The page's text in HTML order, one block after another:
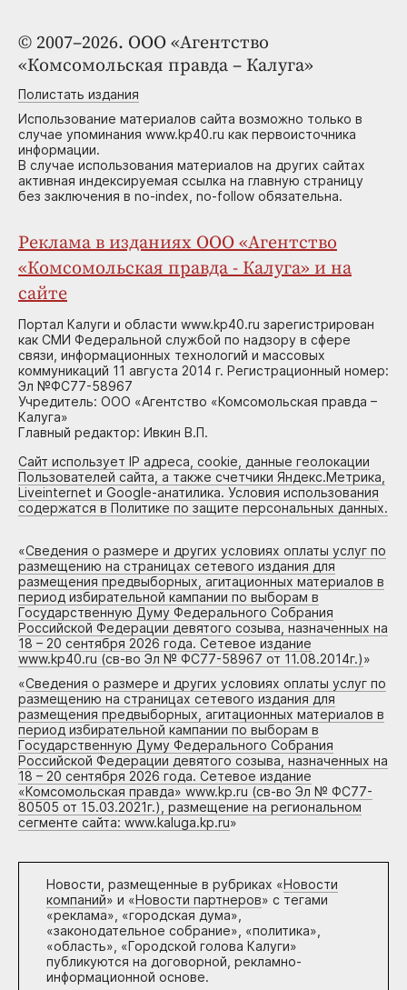
© 2007–2026. ООО «Агентство
«Комсомольская правда – Калуга»
Полистать издания
Использование материалов сайта возможно только в
случае упоминания www.kp40.ru как первоисточника
информации.
В случае использования материалов на других сайтах
активная индексируемая ссылка на главную страницу
без заключения в no-index, no-follow обязательна.
Реклама в изданиях ООО «Агентство
«Комсомольская правда - Калуга» и на
сайте
Портал Калуги и области www.kp40.ru зарегистрирован
как СМИ Федеральной службой по надзору в сфере
связи, информационных технологий и массовых
коммуникаций 11 августа 2014 г. Регистрационный номер:
Эл №ФС77-58967
Учредитель: ООО «Агентство «Комсомольская правда –
Калуга»
Главный редактор: Ивкин В.П.
Сайт использует IP адреса, cookie, данные геолокации
Пользователей сайта, а также счетчики Яндекс.Метрика,
Liveinternet и Google-анатилика. Условия использования
содержатся в Политике по защите персональных данных.
«Сведения о размере и других условиях оплаты услуг по
размещению на страницах сетевого издания для
размещения предвыборных, агитационных материалов в
период избирательной кампании по выборам в
Государственную Думу Федерального Собрания
Российской Федерации девятого созыва, назначенных на
18 – 20 сентября 2026 года. Сетевое издание
www.kp40.ru (св-во Эл № ФС77-58967 от 11.08.2014г.)»
«Сведения о размере и других условиях оплаты услуг по
размещению на страницах сетевого издания для
размещения предвыборных, агитационных материалов в
период избирательной кампании по выборам в
Государственную Думу Федерального Собрания
Российской Федерации девятого созыва, назначенных на
18 – 20 сентября 2026 года. Сетевое издание
«Комсомольская правда» www.kp.ru (св-во Эл № ФС77-
80505 от 15.03.2021г.), размещение на региональном
сегменте сайта: www.kaluga.kp.ru»
Новости, размещенные в рубриках «Новости
компаний» и «Новости партнеров» с тегами
«реклама», «городская дума»,
«законодательное собрание», «политика»,
«область», «Городской голова Калуги»
публикуются на договорной, рекламно-
информационной основе.